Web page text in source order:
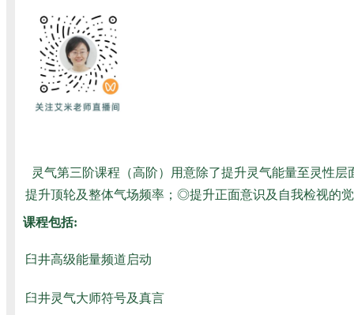
灵气第三阶课程（高阶）用意除了提升灵气能量至灵性
提升顶轮及整体气场频率；◎提升正面意识及自我检视的
课程包括:
臼井高级能量频道启动
臼井灵气大师符号及真言